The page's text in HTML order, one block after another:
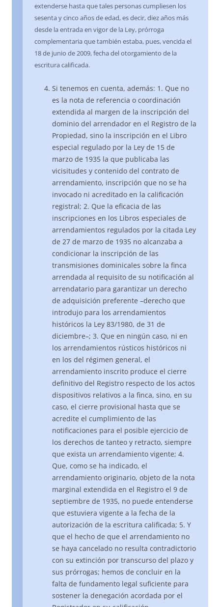
extenderse hasta que tales personas cumpliesen los
sesenta y cinco años de edad, es decir, diez años más
desde la entrada en vigor de la Ley, prórroga
complementaria que también estaba, pues, vencida el
18 de junio de 2009, fecha del otorgamiento de la
escritura calificada.
Si tenemos en cuenta, además: 1. Que no
es la nota de referencia o coordinación
extendida al margen de la inscripción del
dominio del arrendador en el Registro de la
Propiedad, sino la inscripción en el Libro
especial regulado por la Ley de 15 de
marzo de 1935 la que publicaba las
vicisitudes y contenido del contrato de
arrendamiento, inscripción que no se ha
invocado ni acreditado en la calificación
registral; 2. Que la eficacia de las
inscripciones en los Libros especiales de
arrendamientos regulados por la citada Ley
de 27 de marzo de 1935 no alcanzaba a
condicionar la inscripción de las
transmisiones dominicales sobre la finca
arrendada al requisito de su notificación al
arrendatario para garantizar un derecho
de adquisición preferente –derecho que
introdujo para los arrendamientos
históricos la Ley 83/1980, de 31 de
diciembre–; 3. Que en ningún caso, ni en
los arrendamientos rústicos históricos ni
en los del régimen general, el
arrendamiento inscrito produce el cierre
definitivo del Registro respecto de los actos
dispositivos relativos a la finca, sino, en su
caso, el cierre provisional hasta que se
acredite el cumplimiento de las
notificaciones para el posible ejercicio de
los derechos de tanteo y retracto, siempre
que exista un arrendamiento vigente; 4.
Que, como se ha indicado, el
arrendamiento originario, objeto de la nota
marginal extendida en el Registro el 9 de
septiembre de 1935, no puede entenderse
que estuviera vigente a la fecha de la
autorización de la escritura calificada; 5. Y
que el hecho de que el arrendamiento no
se haya cancelado no resulta contradictorio
con su extinción por transcurso del plazo y
sus prórrogas; hemos de concluir en la
falta de fundamento legal suficiente para
sostener la denegación acordada por el